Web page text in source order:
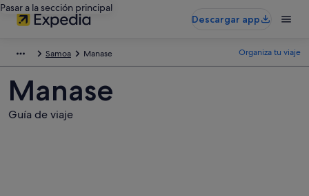
Pasar a la sección principal
Descargar app
Samoa Manase Organiza tu viaje
Manase
Guía de viaje